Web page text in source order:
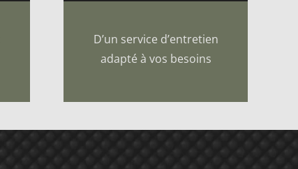
D’un service d’entretien
adapté à vos besoins